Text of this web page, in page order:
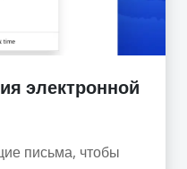
электронной
письма, чтобы